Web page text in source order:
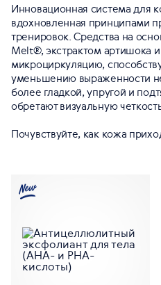
Инновационная система для
вдохновленная принципами
тренировок. Средства на
Melt®, экстрактом артишока
микроциркуляцию,
уменьшению выраженности
более гладкой, упругой и
обретают визуальную
Почувствуйте, как кожа